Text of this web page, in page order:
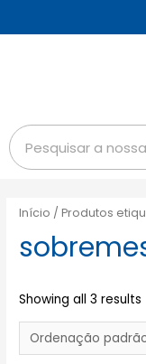
Início / Produtos
Showing all 3 results